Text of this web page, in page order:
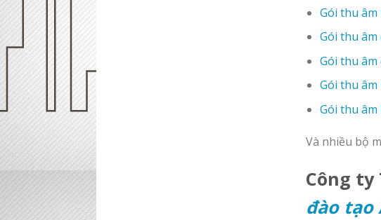
Gói thu
Gói thu
Gói thu âm
Gói thu âm
Gói thu âm
Và nhiều bộ
Công ty
đào tạo